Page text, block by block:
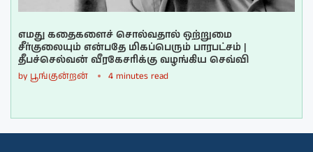
எமது கதைகளைச் சொல்வதால் ஒற்றுமை
சீர்குலையும் என்பதே மிகப்பெரும் பாரபட்சம் |
தீபச்செல்வன் வீரகேசரிக்கு வழங்கிய செவ்வி
by பூங்குன்றன் 4 minutes read